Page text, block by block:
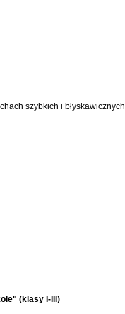
szybkich i błyskawicznych
(klasy I-III)